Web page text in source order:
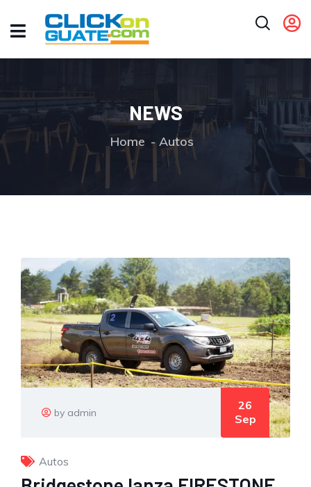
NEWS
Home Autos
by admin
26
Sep
Autos